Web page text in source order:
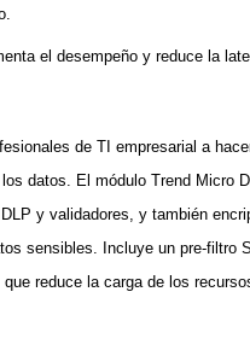
el desempeño y reduce la
de TI empresarial a
datos. El módulo Trend Micro
y validadores, y también
sensibles. Incluye un pre-filtro
reduce la carga de los